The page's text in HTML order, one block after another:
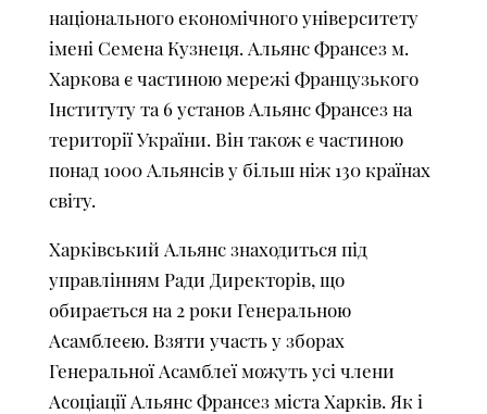
національного економічного університету
імені Семена Кузнеця. Альянс Франсез м.
Харкова є частиною мережі Французького
Інституту та 6 установ Альянс Франсез на
території України. Він також є частиною
понад 1000 Альянсів у більш ніж 130 країнах
світу.
Харківський Альянс знаходиться під
управлінням Ради Директорів, що
обирається на 2 роки Генеральною
Асамблеєю. Взяти участь у зборах
Генеральної Асамблеї можуть усі члени
Асоціації Альянс Франсез міста Харків. Як і